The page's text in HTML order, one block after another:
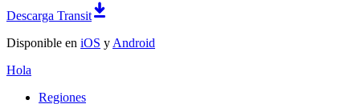
Descarga Transit
Disponible en iOS y Android
Hola
Regiones